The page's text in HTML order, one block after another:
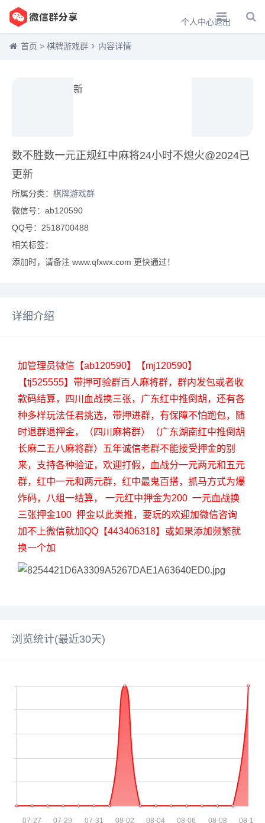
个人中心退出
首页 > 棋牌游戏群 内容详情
数不胜数一元正规红中麻将24小时不熄火@2024已
更新
所属分类： 棋牌游戏群
微信号：ab120590
QQ号：2518700488
相关标签：
添加时，请备注 www.qfxwx.com 更快通过！
详细介绍
加管理员微信【ab120590】【mj120590】
【tj525555】带押可验群百人麻将群，群内发包或者收
款码结算，四川血战换三张，广东红中推倒胡，还有各
种多样玩法任君挑选，带押进群，有保障不怕跑包，随
时退群退押金，（四川麻将群）（广东湖南红中推倒胡
长麻二五八麻将群）五年诚信老群不能接受押金的别
来，支持各种验证，欢迎打假，血战分一元两元和五元
群，红中一元和两元群，红中最鬼百搭，抓马方式为爆
炸码，八组一结算， 一元红中押金为200 一元血战换
三张押金100 押金以此类推，要玩的欢迎加微信咨询
加不上微信就加QQ【443406318】或如果添加频繁就
换一个加
浏览统计(最近30天)